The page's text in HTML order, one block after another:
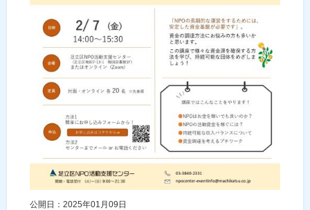
公開日：2025年01月09日